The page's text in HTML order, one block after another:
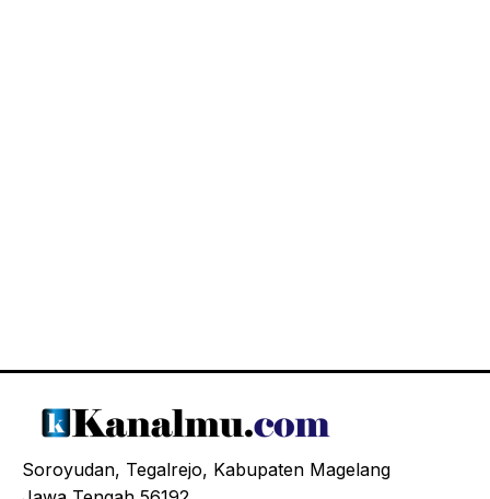
Soroyudan, Tegalrejo, Kabupaten Magelang